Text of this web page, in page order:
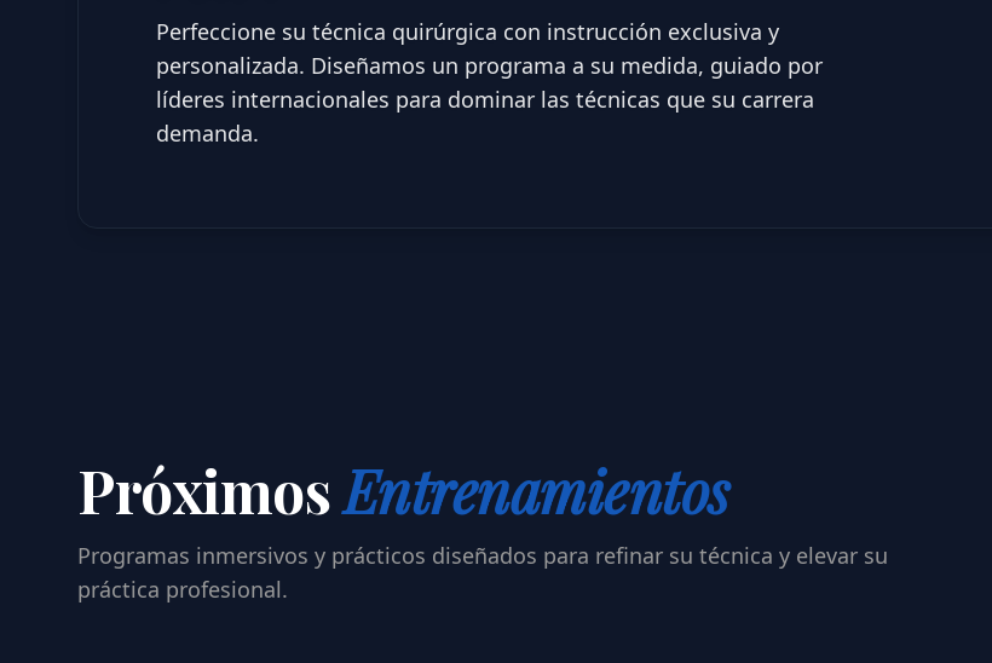
Perfeccione su técnica quirúrgica con instrucción exclusiva y
personalizada. Diseñamos un programa a su medida, guiado por
líderes internacionales para dominar las técnicas que su carrera
demanda.
PróximosEntrenamientos
Programas inmersivos y prácticos diseñados para refinar su técnica y elevar su
práctica profesional.